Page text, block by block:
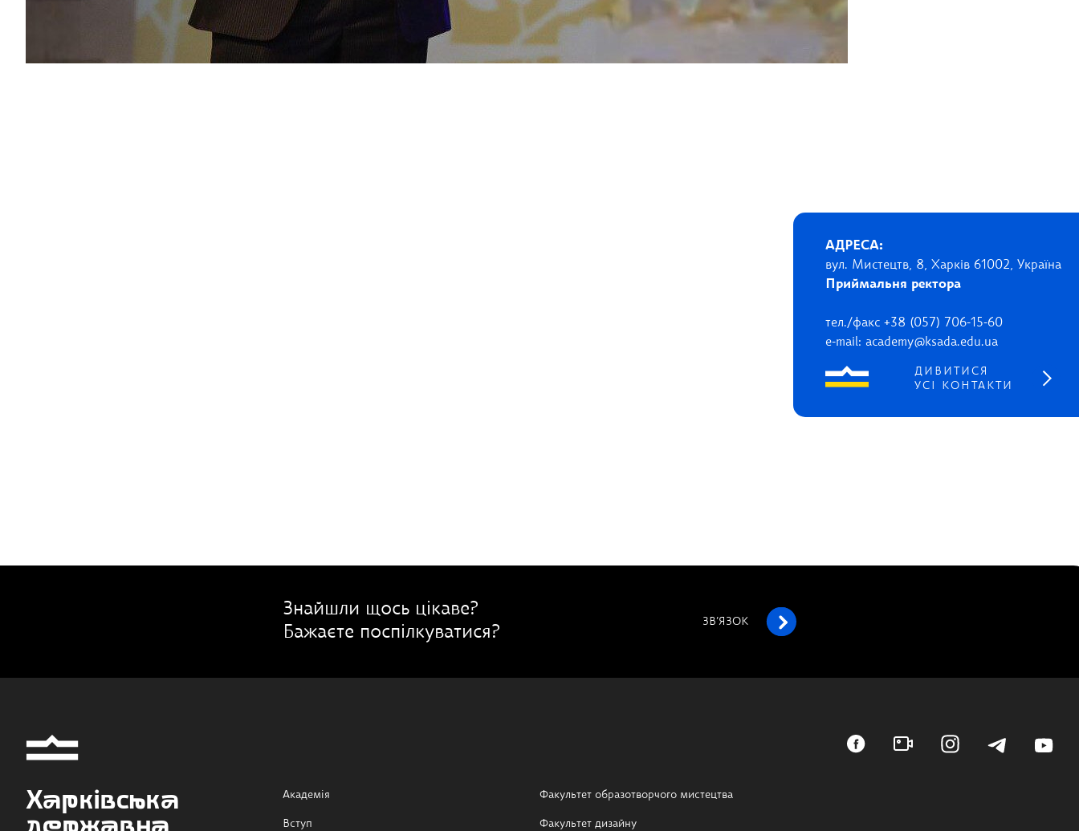
АДРЕСА:
вул. Мистецтв, 8, Харків 61002, Україна
Приймальня ректора
тел./факс +38 (057) 706-15-60
e-mail: academy@ksada.edu.ua
ДИВИТИСЯ
УСІ КОНТАКТИ
Знайшли щось цікаве?
Бажаєте поспілкуватися?
ЗВ’ЯЗОК
Харківська
Академія
Вступ
Факультет образотворчого мистецтва
Факультет дизайну